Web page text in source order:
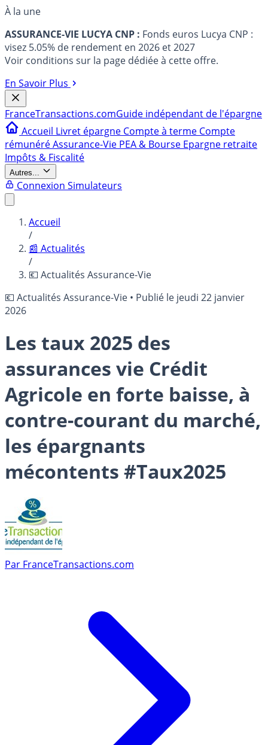
À la une
ASSURANCE-VIE LUCYA CNP : Fonds euros Lucya CNP :
visez 5.05% de rendement en 2026 et 2027
Voir conditions sur la page dédiée à cette offre.
En Savoir Plus
FranceTransactions.comGuide indépendant de l'épargne
Accueil Livret épargne Compte à terme Compte
rémunéréAssurance-Vie PEA & Bourse Epargne retraite
Impôts & Fiscalité
Autres...
Connexion Simulateurs
Accueil
/
📰 Actualités
/
💶 Actualités Assurance-Vie
💶 Actualités Assurance-Vie • Publié le jeudi 22 janvier
2026
Les taux 2025 des
assurances vie Crédit
Agricole en forte baisse, à
contre-courant du marché,
les épargnants
mécontents #Taux2025
Par FranceTransactions.com